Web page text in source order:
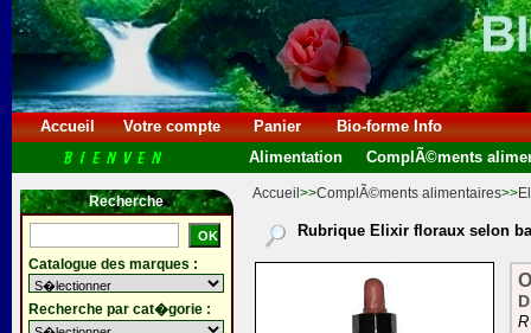
Accueil Votre compte Panier
Bio-forme Info
Alimentation
ComplÃ©ments
Recherche
Catalogue des marques :
Recherche par cat�gorie :
Accueil >>ComplÃ©ments alimentaires>>
Rubrique Elixir floraux selon